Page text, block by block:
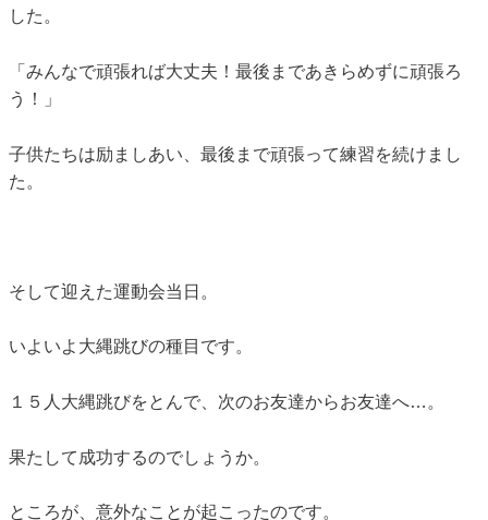
した。
「みんなで頑張れば大丈夫！最後まであきらめずに頑張ろ
う！」
子供たちは励ましあい、最後まで頑張って練習を続けまし
た。
そして迎えた運動会当日。
いよいよ大縄跳びの種目です。
１５人大縄跳びをとんで、次のお友達からお友達へ…。
果たして成功するのでしょうか。
ところが、意外なことが起こったのです。